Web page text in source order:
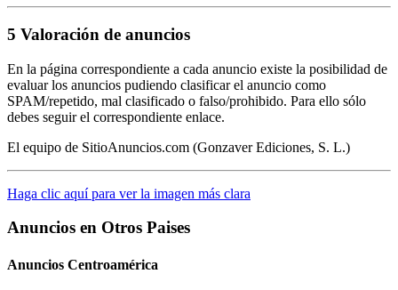
5 Valoración de anuncios
En la página correspondiente a cada anuncio existe la posibilidad de
evaluar los anuncios pudiendo clasificar el anuncio como
SPAM/repetido, mal clasificado o falso/prohibido. Para ello sólo
debes seguir el correspondiente enlace.
El equipo de SitioAnuncios.com (Gonzaver Ediciones, S. L.)
Haga clic aquí para ver la imagen más clara
Anuncios en Otros Paises
Anuncios Centroamérica